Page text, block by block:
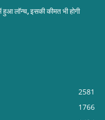
लॉन्च, इसकी कीमत भी होगी
2581
1766